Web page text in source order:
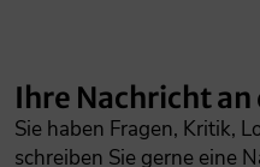
Ihre Nachricht
Sie haben Fragen, Kritik,
schreiben Sie gerne eine